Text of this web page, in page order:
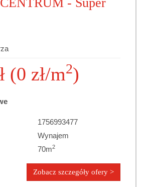
- Super
(0 zł/m2)
1756993477
Wynajem
70m2
Zobacz szczegóły ofery >